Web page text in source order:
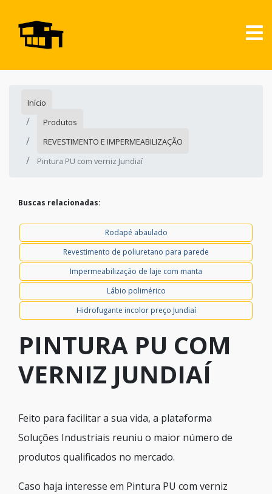
Início
Produtos
REVESTIMENTO E IMPERMEABILIZAÇÃO
Pintura PU com verniz Jundiaí
Buscas relacionadas:
Rodapé abaulado
Revestimento de poliuretano para parede
Impermeabilização de laje com manta
Lábio polimérico
Hidrofugante incolor preço Jundiaí
PINTURA PU COM
VERNIZ JUNDIAÍ
Feito para facilitar a sua vida, a plataforma
Soluções Industriais reuniu o maior número de
produtos qualificados no mercado.
Caso haja interesse em Pintura PU com verniz